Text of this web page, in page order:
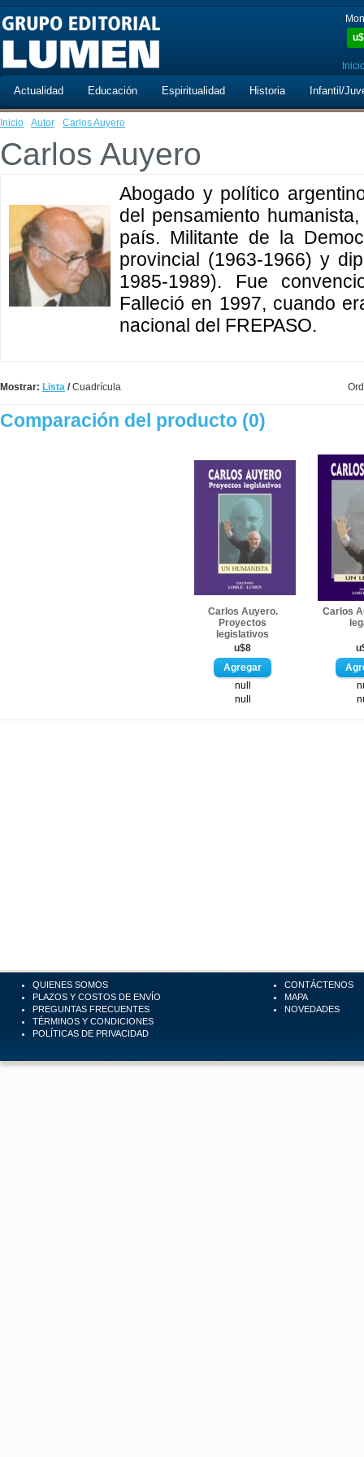
u$
Actualidad Educación Espiritualidad Historia Infantil/
Inicio · Autor · Carlos Auyero
Carlos Auyero
Abogado y político
del pensamiento
país. Militante de la
provincial (1963-1966) y
1985-1989). Fue
Falleció en 1997, cuando
nacional del FREPASO.
Mostrar: Lista /Cuadrícula
Comparación del producto (0)
Carlos Auyero.
Proyectos
legislativos
u$8
null
null
Carlos
QUIENES SOMOS
PLAZOS Y COSTOS DE ENVÍO
PREGUNTAS FRECUENTES
TÉRMINOS Y CONDICIONES
POLÍTICAS DE PRIVACIDAD
CONTÁCTENOS
MAPA
NOVEDADES